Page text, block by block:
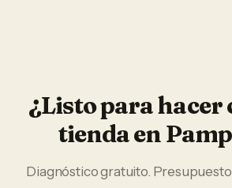
¿Listo para hacer
tiendaen
Diagnóstico gratuito. Presupuesto